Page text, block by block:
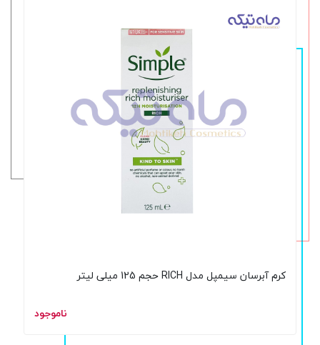
کرم آبرسان سیمپل مدل RICH حجم 125 میلی لیتر
ناموجود